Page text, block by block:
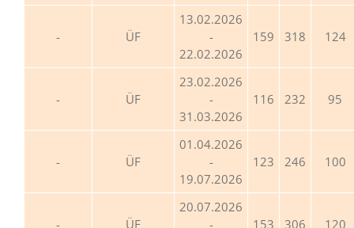
ÜF
13.02.2026
-
22.02.2026
159 318 124
ÜF
23.02.2026
-
31.03.2026
116 232 95
ÜF
01.04.2026
-
19.07.2026
123 246 100
ÜF
20.07.2026
-
153 306 120